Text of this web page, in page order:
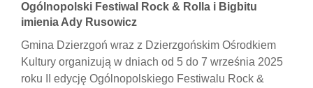
Ogólnopolski Festiwal Rock & Rolla i Bigbitu
imienia Ady Rusowicz
Gmina Dzierzgoń wraz z Dzierzgońskim Ośrodkiem
Kultury organizują w dniach od 5 do 7 września 2025
roku II edycję Ogólnopolskiego Festiwalu Rock &